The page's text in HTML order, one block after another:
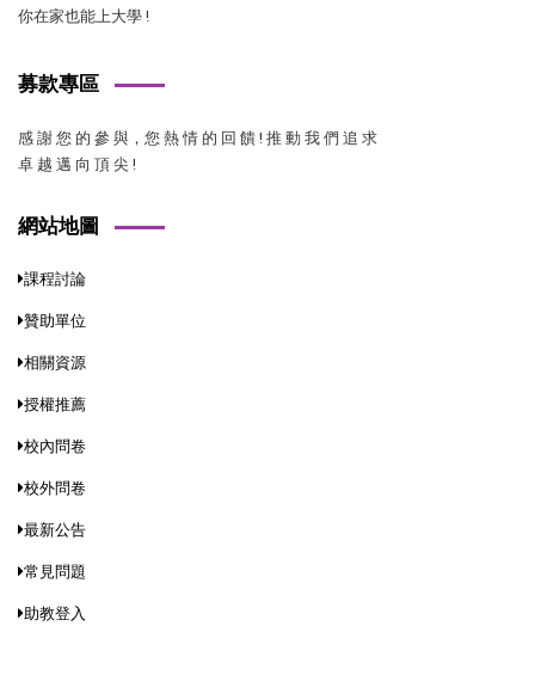
你在家也能上大學 !
募款專區
感 謝 您 的 參 與，您 熱 情 的 回 饋 ! 推 動 我 們 追 求
卓 越 邁 向 頂 尖 !
網站地圖
課程討論
贊助單位
相關資源
授權推薦
校內問卷
校外問卷
最新公告
常見問題
助教登入